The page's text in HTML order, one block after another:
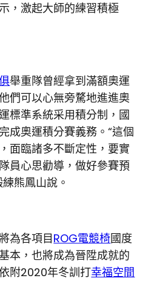
，激起大師的練習積極
舉重隊曾經拿到滿額奧運
們可以心無旁騖地進進奧
標準系統采用積分制，國
成奧運積分賽義務。“這個
面臨諸多不斷定性，要實
員心思勸導，做好參賽預
熊鳳山說。
為各項目ROG電競椅國度
本，也將成為晉陞成就的
附2020年冬訓打幸福空間